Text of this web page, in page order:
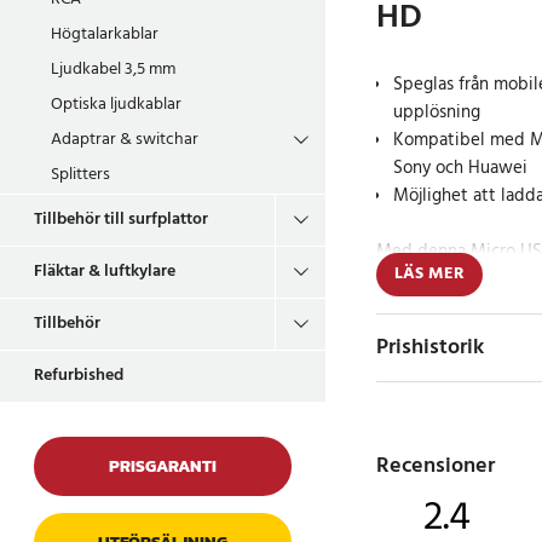
Högtalarkablar
Ljudkabel 3,5 mm
Optiska ljudkablar
Adaptrar & switchar
Splitters
Tillbehör till surfplattor
Fläktar & luftkylare
Tillbehör
Refurbished
PRISGARANTI
HD
Speglas från
upplösning
Kompatibel med
Sony och Huawei
Möjlighet att
Med denna Micro
enkelt ansluta din
kompatibel enhet
bilder och spel på
upplösningar upp till
och bild i hög
till enheten, en
projektor, samt en
strömförsörjning.
LÄS MER
Prishistorik
Recensioner
2.4